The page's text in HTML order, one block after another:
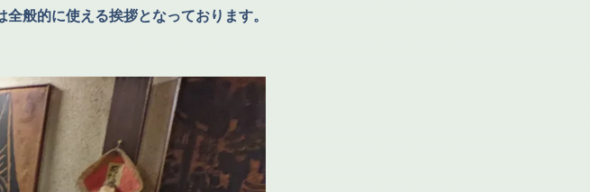
般的に使える挨拶となっております。